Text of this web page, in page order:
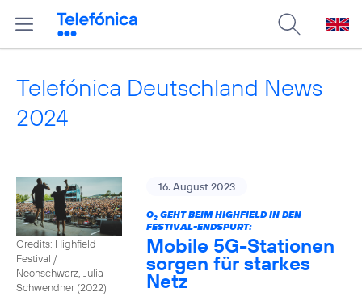
Telefónica Deutschland News
2024
Credits: Highfield
Festival /
Neonschwarz, Julia
Schwendner (2022)
16. August 2023
O2GEHT BEIM HIGHFIELD IN DEN
FESTIVAL-ENDSPURT:
Mobile 5G-Stationen
sorgen für starkes
Netz